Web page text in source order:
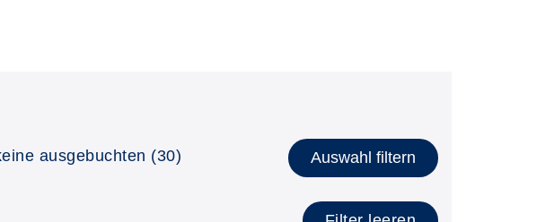
ausgebuchten (30) Auswahl filtern